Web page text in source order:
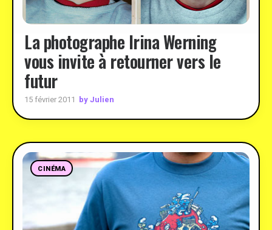
La photographe Irina Werning
vous invite à retourner vers le
futur
15 février 2011 by Julien
CINÉMA